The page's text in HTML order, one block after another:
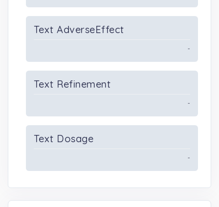
Text AdverseEffect
-
Text Refinement
-
Text Dosage
-